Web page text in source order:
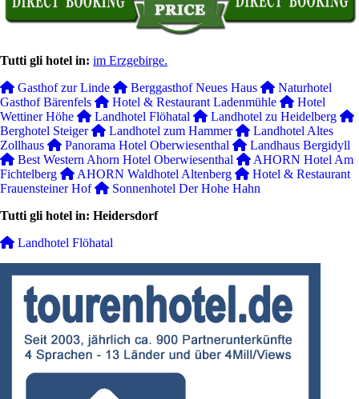
Tutti gli hotel in: im Erzgebirge.
Gasthof zur Linde
Berggasthof Neues Haus
Naturhotel
Gasthof Bärenfels
Hotel & Restaurant Ladenmühle
Hotel
Wettiner Höhe
Landhotel Flöhatal
Landhotel zu Heidelberg
Berghotel Steiger
Landhotel zum Hammer
Landhotel Altes
Zollhaus
Panorama Hotel Oberwiesenthal
Landhaus Bergidyll
Best Western Ahorn Hotel Oberwiesenthal
AHORN Hotel Am
Fichtelberg
AHORN Waldhotel Altenberg
Hotel & Restaurant
Frauensteiner Hof
Sonnenhotel Der Hohe Hahn
Tutti gli hotel in: Heidersdorf
Landhotel Flöhatal